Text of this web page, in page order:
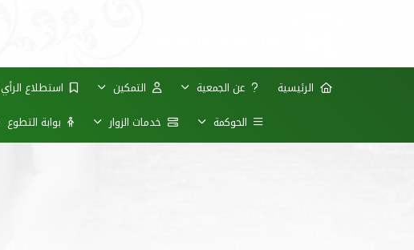
الرئيسية عن الجمعية التمكين استطلاع الرأي
الحوكمة
خدمات الزوار بوابة التطوع